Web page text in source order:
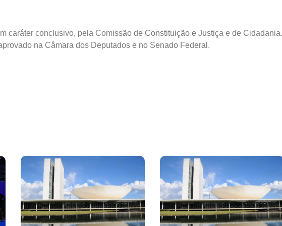
caráter conclusivo, pela Comissão de Constituição e Justiça e de Cidadania.
na Câmara dos Deputados e no Senado Federal.